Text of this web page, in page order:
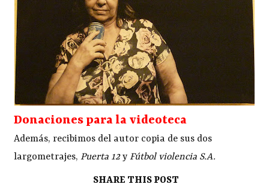
Donaciones para la videoteca
Además, recibimos del autor copia de sus dos
largometrajes,Puerta 12yFútbol violencia S.A.
SHARE THIS POST